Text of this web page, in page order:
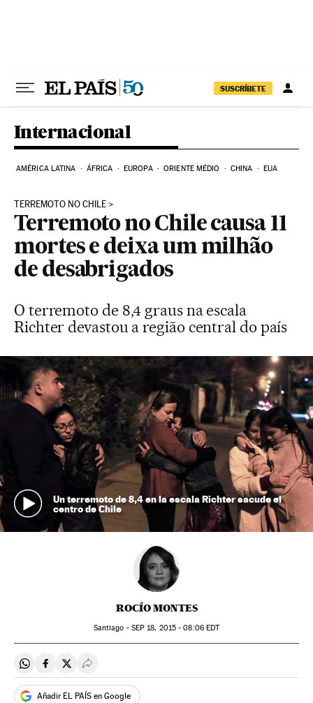
SUSCRÍBETE
Internacional
AMÉRICA LATINA ÁFRICA EUROPA ORIENTE MÉDIO CHINA EUA
TERREMOTO NO CHILE
Terremoto no Chile causa 11
mortes e deixa um milhão
de desabrigados
O terremoto de 8,4 graus na escala
Richter devastou a região central do país
Un terremoto de 8,4 en la escala Richter sacude el
centro de Chile
ROCÍO MONTES
Santiago - SEP 18, 2015 - 08:06EDT
Compartir en Whatsapp
Compartir en Facebook
Compartir en Twitter
Desplegar Redes Sociales
Añadir EL PAÍS en Google